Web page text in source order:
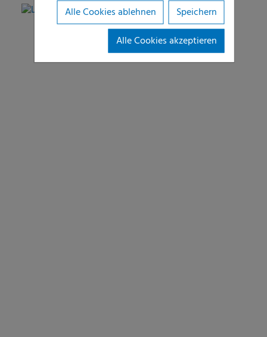
LOCATEC QuickSupport
Alle Cookies ablehnen
Speichern
Alle Cookies akzeptieren